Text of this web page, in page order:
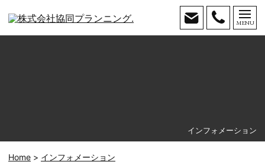
MENU
Tel.
お問い
インフォメーション
Home
インフォメーション